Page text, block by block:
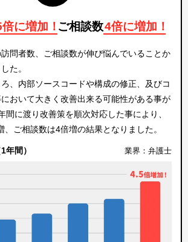
に増加 ！ご相談数4倍に増加 ！
問者数、ご相談数が伸び悩んでいることか
た。
、内部ソースコードや構成の修正、及びコ
おいて大きく改善出来る可能性がある事が
間に渡り改善策を順次対応した事により、
、ご相談数は4倍増の結果となりました。
年間） 業界：弁護士